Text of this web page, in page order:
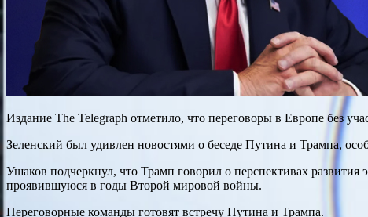
Издание The Telegraph отметило, что переговоры в Европе без
Зеленский был удивлен новостями о беседе Путина и Трампа,
Ушаков подчеркнул, что Трамп говорил о перспективах
проявившуюся в годы Второй мировой войны.
Переговорные команды готовят встречу Путина и Трампа.